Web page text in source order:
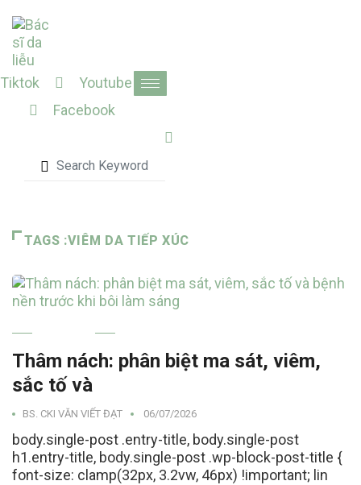
content
Tiktok
Youtube
Facebook
TAGS :VIÊM DA TIẾP XÚC
Thâm nách: phân biệt ma sát, viêm,
sắc tố và
BS. CKI VĂN VIẾT ĐẠT 06/07/2026
body.single-post .entry-title, body.single-post
h1.entry-title, body.single-post .wp-block-post-title {
font-size: clamp(32px, 3.2vw, 46px) !important; lin